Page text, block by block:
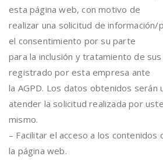
esta página web, con motivo de
realizar una solicitud de
el consentimiento por su parte
para la inclusión y tratamiento de
registrado por esta empresa ante
la AGPD. Los datos obtenidos serán
atender la solicitud realizada por
mismo.
– Facilitar el acceso a los
la página web.